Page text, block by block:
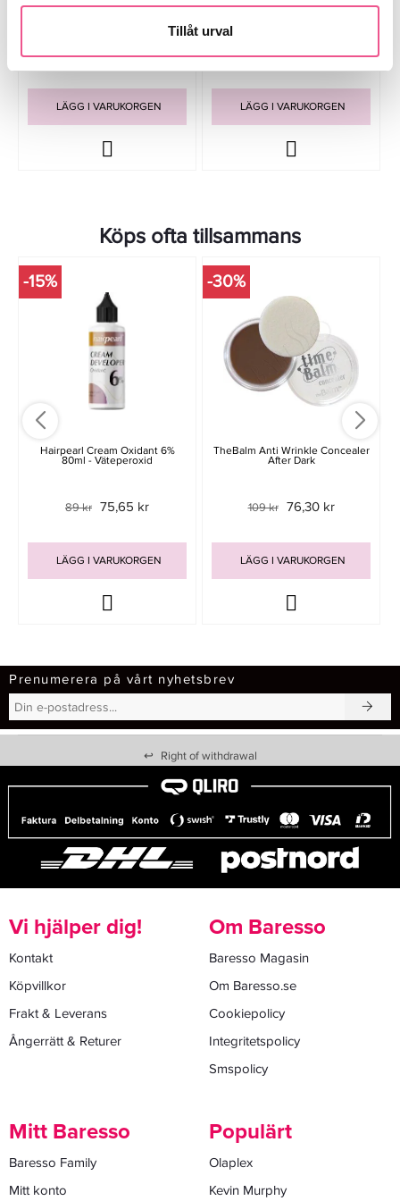
Tillåt urval
Foundation - Truffle 30ml
399 kr
LÄGG I VARUKORGEN
Foundation 55 Beige 30ml
149 kr
LÄGG I VARUKORGEN
Köps ofta tillsammans
-15%
Hairpearl Cream Oxidant 6%
80ml - Väteperoxid
89 kr 75,65 kr
LÄGG I VARUKORGEN
-30%
TheBalm Anti Wrinkle Concealer
After Dark
109 kr 76,30 kr
LÄGG I VARUKORGEN
Prenumerera på vårt nyhetsbrev
↩ Right of withdrawal
Vi hjälper dig!
Kontakt
Köpvillkor
Frakt & Leverans
Ångerrätt & Returer
Om Baresso
Baresso Magasin
Om Baresso.se
Cookiepolicy
Integritetspolicy
Smspolicy
Mitt Baresso
Baresso Family
Mitt konto
Populärt
Olaplex
Kevin Murphy